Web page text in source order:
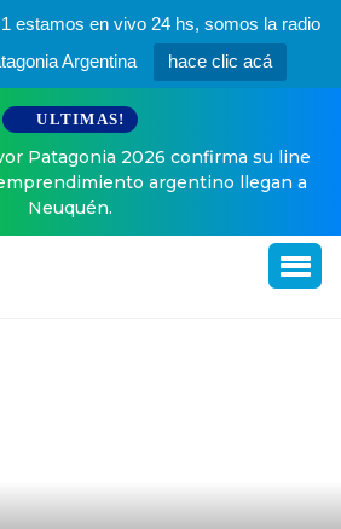
estamos en vivo 24 hs, somos la radio
Argentina
hace clic acá
ULTIMAS!
Patagonia 2026 confirma su line
argentino llegan a
Neuquén.